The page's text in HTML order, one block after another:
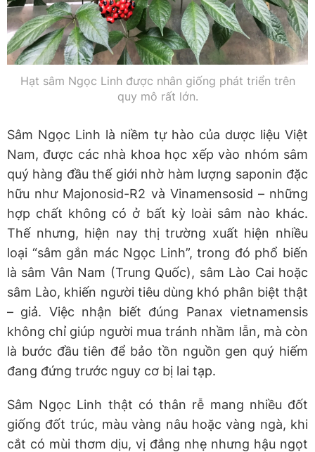
Hạt sâm Ngọc Linh được nhân giống phát triển trên
quy mô rất lớn.
Sâm Ngọc Linh là niềm tự hào của dược liệu Việt
Nam, được các nhà khoa học xếp vào nhóm sâm
quý hàng đầu thế giới nhờ hàm lượng saponin đặc
hữu như Majonosid-R2 và Vinamensosid – những
hợp chất không có ở bất kỳ loài sâm nào khác.
Thế nhưng, hiện nay thị trường xuất hiện nhiều
loại “sâm gắn mác Ngọc Linh”, trong đó phổ biến
là sâm Vân Nam (Trung Quốc), sâm Lào Cai hoặc
sâm Lào, khiến người tiêu dùng khó phân biệt thật
– giả. Việc nhận biết đúng Panax vietnamensis
không chỉ giúp người mua tránh nhầm lẫn, mà còn
là bước đầu tiên để bảo tồn nguồn gen quý hiếm
đang đứng trước nguy cơ bị lai tạp.
Sâm Ngọc Linh thật có thân rễ mang nhiều đốt
giống đốt trúc, màu vàng nâu hoặc vàng ngà, khi
cắt có mùi thơm dịu, vị đắng nhẹ nhưng hậu ngọt